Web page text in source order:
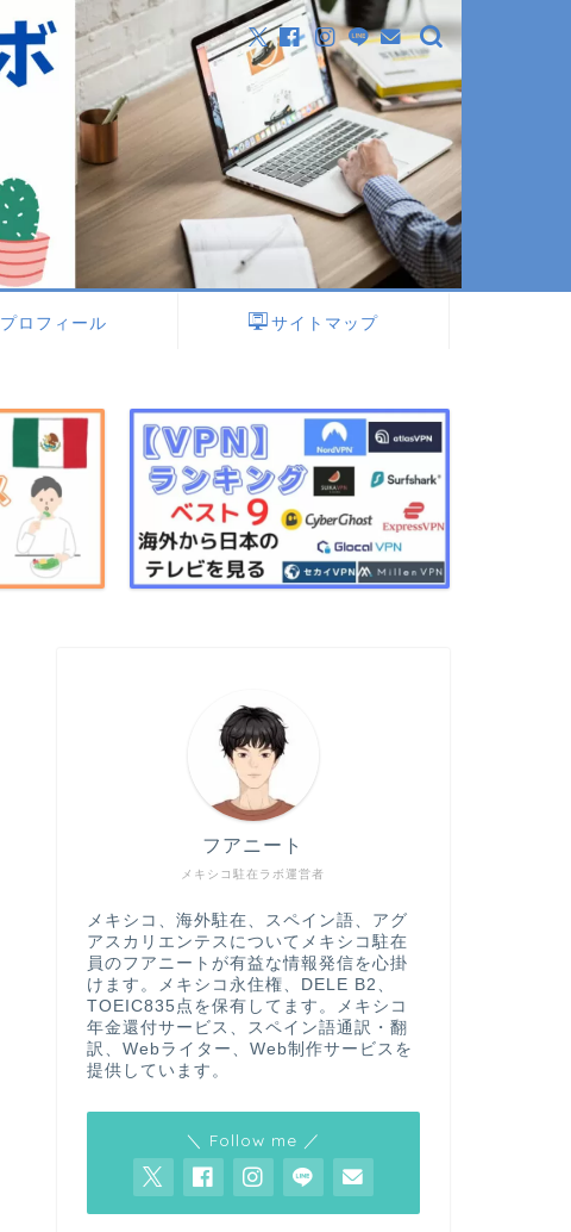
プロフィール サイトマップ
メキシコ駐在ラボ運営者
フアニート
メキシコ、海外駐在、スペイン語、アグ
アスカリエンテスについてメキシコ駐在
員のフアニートが有益な情報発信を心掛
けます。メキシコ永住権、DELE B2、
TOEIC835点を保有してます。メキシコ
年金還付サービス、スペイン語通訳・翻
訳、Webライター、Web制作サービスを
提供しています。
＼ Follow me ／